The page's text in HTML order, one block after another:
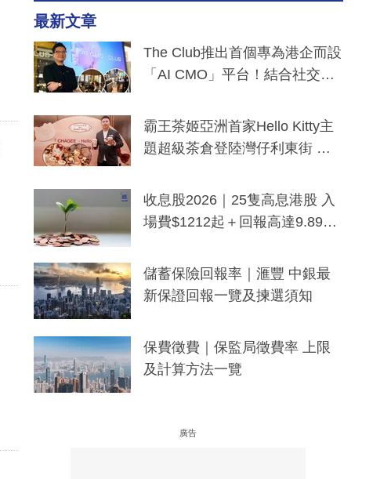
最新文章
The Club推出首個專為港企而設
「AI CMO」平台！結合社交聆
分鐘生成「貼地」宣傳短片
霸王茶姬亞洲首家Hello Kitty主
題超級茶倉登陸灣仔利東街 推
y及香港限定特調系列
收息股2026｜25隻高息港股 入
場費$1212起＋回報高達9.89
儲蓄保險回報率｜滙豐 中銀最
新保證回報一覽及揀選須知
保費徵費｜保監局徵費率 上限
及計算方法一覽
廣告